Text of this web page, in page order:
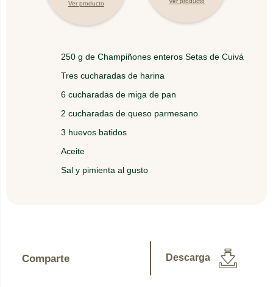
Ver producto
250 g de Champiñones enteros Setas de Cuivá
Tres cucharadas de harina
6 cucharadas de miga de pan
2 cucharadas de queso parmesano
3 huevos batidos
Aceite
Sal y pimienta al gusto
Fríelos con abundante aceite, hasta que queden
Comparte Descarga